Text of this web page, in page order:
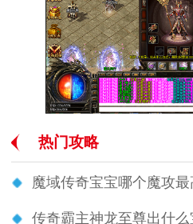
热门攻略
魔域传奇宝宝哪个魔攻最
传奇霸主神龙至尊出什么